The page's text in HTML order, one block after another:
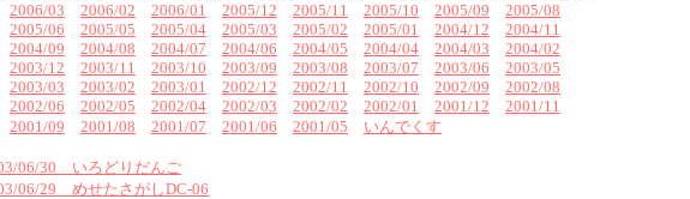
2006/03 2006/02 2006/01 2005/12 2005/11 2005/10 2005/09
2005/08
2005/06 2005/05 2005/04 2005/03 2005/02 2005/01 2004/12
2004/11
2004/09 2004/08 2004/07 2004/06 2004/05 2004/04 2004/03
2004/02
2003/12 2003/11 2003/10 2003/09 2003/08 2003/07 2003/06
2003/05
2003/03 2003/02 2003/01 2002/12 2002/11 2002/10 2002/09
2002/08
2002/06 2002/05 2002/04 2002/03 2002/02 2002/01 2001/12
2001/11
2001/09 2001/08 2001/07 2001/06 2001/05 いんでくす
06/30 いろどりだんご
06/29 めせたさがしDC-06